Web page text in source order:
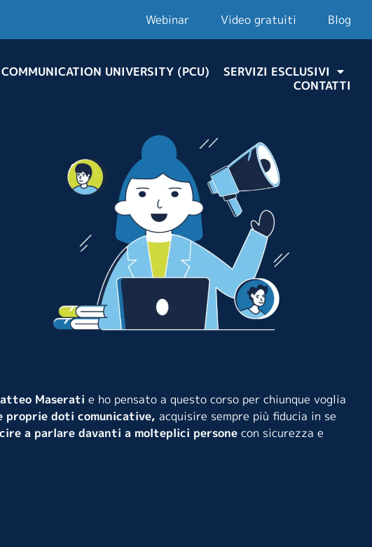
Webinar Video gratuiti Blog
UNIVERSITY (PCU)
SERVIZI ESCLUSIVI
CONTATTI
Maserati e ho pensato a questo corso per chiunque voglia
proprie doti comunicative, acquisire sempre più fiducia in se
a parlare davanti a molteplici persone con sicurezza e